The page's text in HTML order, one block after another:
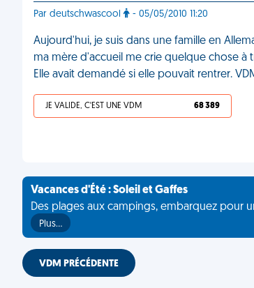
Par deutschwascool - 05/05/2010 11:20
Aujourd'hui, je suis dans une famille en
ma mère d'accueil me crie quelque chose à
Elle avait demandé si elle pouvait rentrer.
JE VALIDE, C'EST UNE VDM 68 389
Vacances d'Été : Soleil et Gaffes
Des plages aux campings, embarquez pour
Plus…
VDM PRÉCÉDENTE